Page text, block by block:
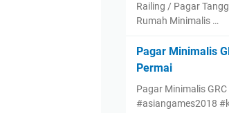
Railing / Pagar
Rumah Minimalis …
Pagar Minimalis
Permai
Pagar Minimalis
#asiangames2018